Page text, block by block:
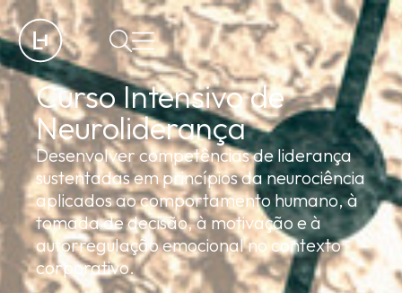
Curso Intensivo de
Neuroliderança
Desenvolver competências de liderança
sustentadas em princípios da neurociência
aplicados ao comportamento humano, à
tomada de decisão, à motivação e à
autorregulação emocional no contexto
corporativo.